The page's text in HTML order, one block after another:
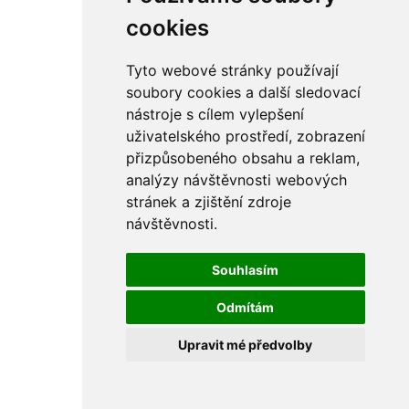
cookies
Tyto webové stránky používají
soubory cookies a další sledovací
nástroje s cílem vylepšení
uživatelského prostředí, zobrazení
přizpůsobeného obsahu a reklam,
analýzy návštěvnosti webových
stránek a zjištění zdroje
návštěvnosti.
Souhlasím
Odmítám
Upravit mé předvolby
řetězy
ostatní části
sekundární
sání
sedla
spojovací materiál
matice
podložky
pojistné kroužky
šrouby
výbava
výfuky a kolena
bowdeny a lanka
filtry
gufera